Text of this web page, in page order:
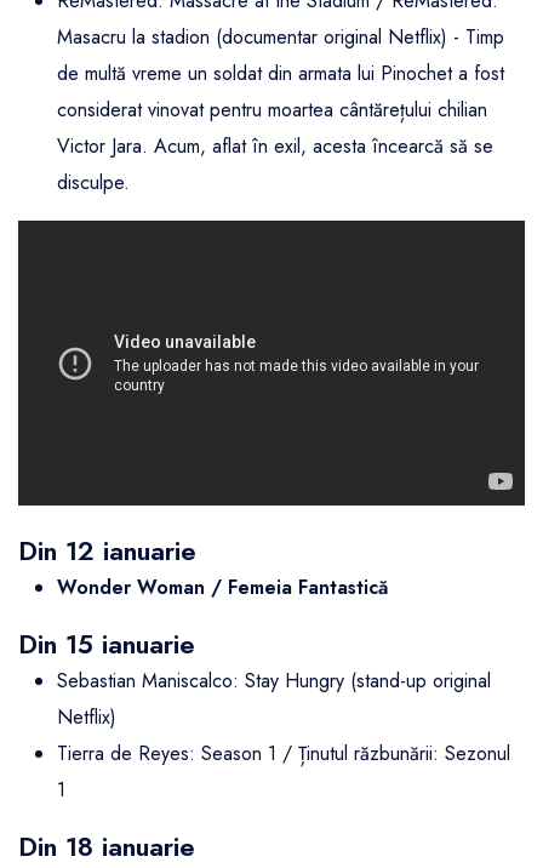
Masacru la stadion (documentar original Netflix) - Timp
de multă vreme un soldat din armata lui Pinochet a fost
considerat vinovat pentru moartea cântărețului chilian
Victor Jara. Acum, aflat în exil, acesta încearcă să se
disculpe.
Din 12 ianuarie
Wonder Woman / Femeia Fantastică
Din 15 ianuarie
Sebastian Maniscalco: Stay Hungry (stand-up original
Netflix)
Tierra de Reyes: Season 1 / Ținutul răzbunării: Sezonul
1
Din 18 ianuarie